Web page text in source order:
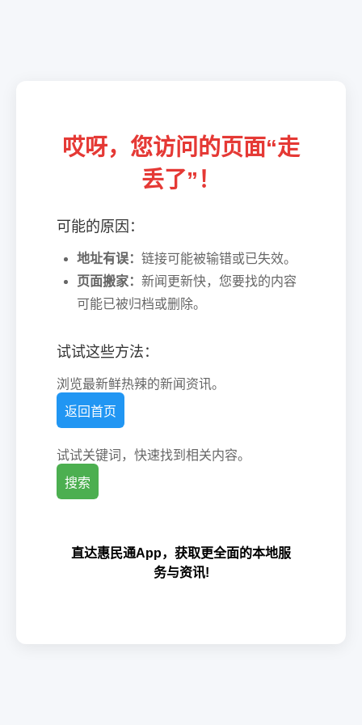
哎呀，您访问的页面“走
丢了”！
可能的原因：
地址有误： 链接可能被输错或已失效。
页面搬家： 新闻更新快，您要找的内容
可能已被归档或删除。
试试这些方法：
浏览最新鲜热辣的新闻资讯。
返回首页
试试关键词，快速找到相关内容。
搜索
直达惠民通App，获取更全面的本地服
务与资讯!